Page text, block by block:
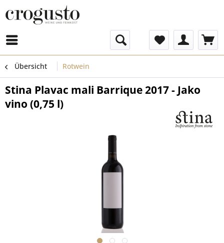
Übersicht Rotwein
Stina Plavac mali Barrique 2017 - Jako
vino (0,75 l)